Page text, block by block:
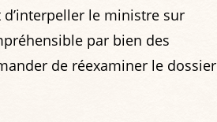
le ministre sur
par bien des
de réexaminer le dossier